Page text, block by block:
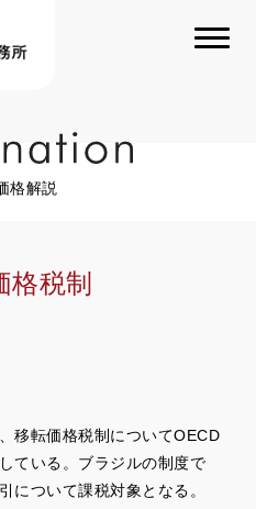
格解説
税制
移転価格税制についてOECD
ている。ブラジルの制度で
について課税対象となる。